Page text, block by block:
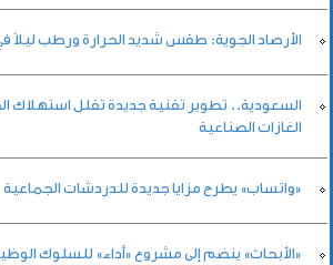
الأرصاد الجوية: طقس شديد الحرارة ورطب ليلاً
السعودية.. تطوير تقنية جديدة تقلل استهلاك
الغازات الصناعية
«واتساب» يطرح مزايا جديدة للدردشات الجماعية
«الأبحاث» ينضم إلى مشروع «أداء» للسلوك